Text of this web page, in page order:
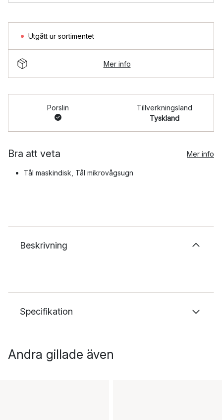
Utgått ur sortimentet
Mer info
Porslin
Tillverkningsland
Tyskland
Bra att veta Mer info
Tål maskindisk, Tål mikrovågsugn
Beskrivning
Specifikation
Andra gillade även